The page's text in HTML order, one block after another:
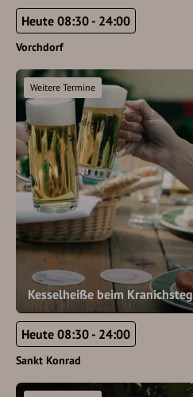
Heute 08:30 - 24:00
Vorchdorf
Kesselheiße beim Kranichsteg
Weitere Termine
Heute 08:30 - 24:00
Sankt Konrad